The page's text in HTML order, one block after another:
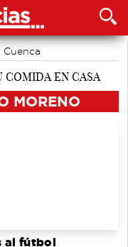
Cuenca
MORENO
al fútbol